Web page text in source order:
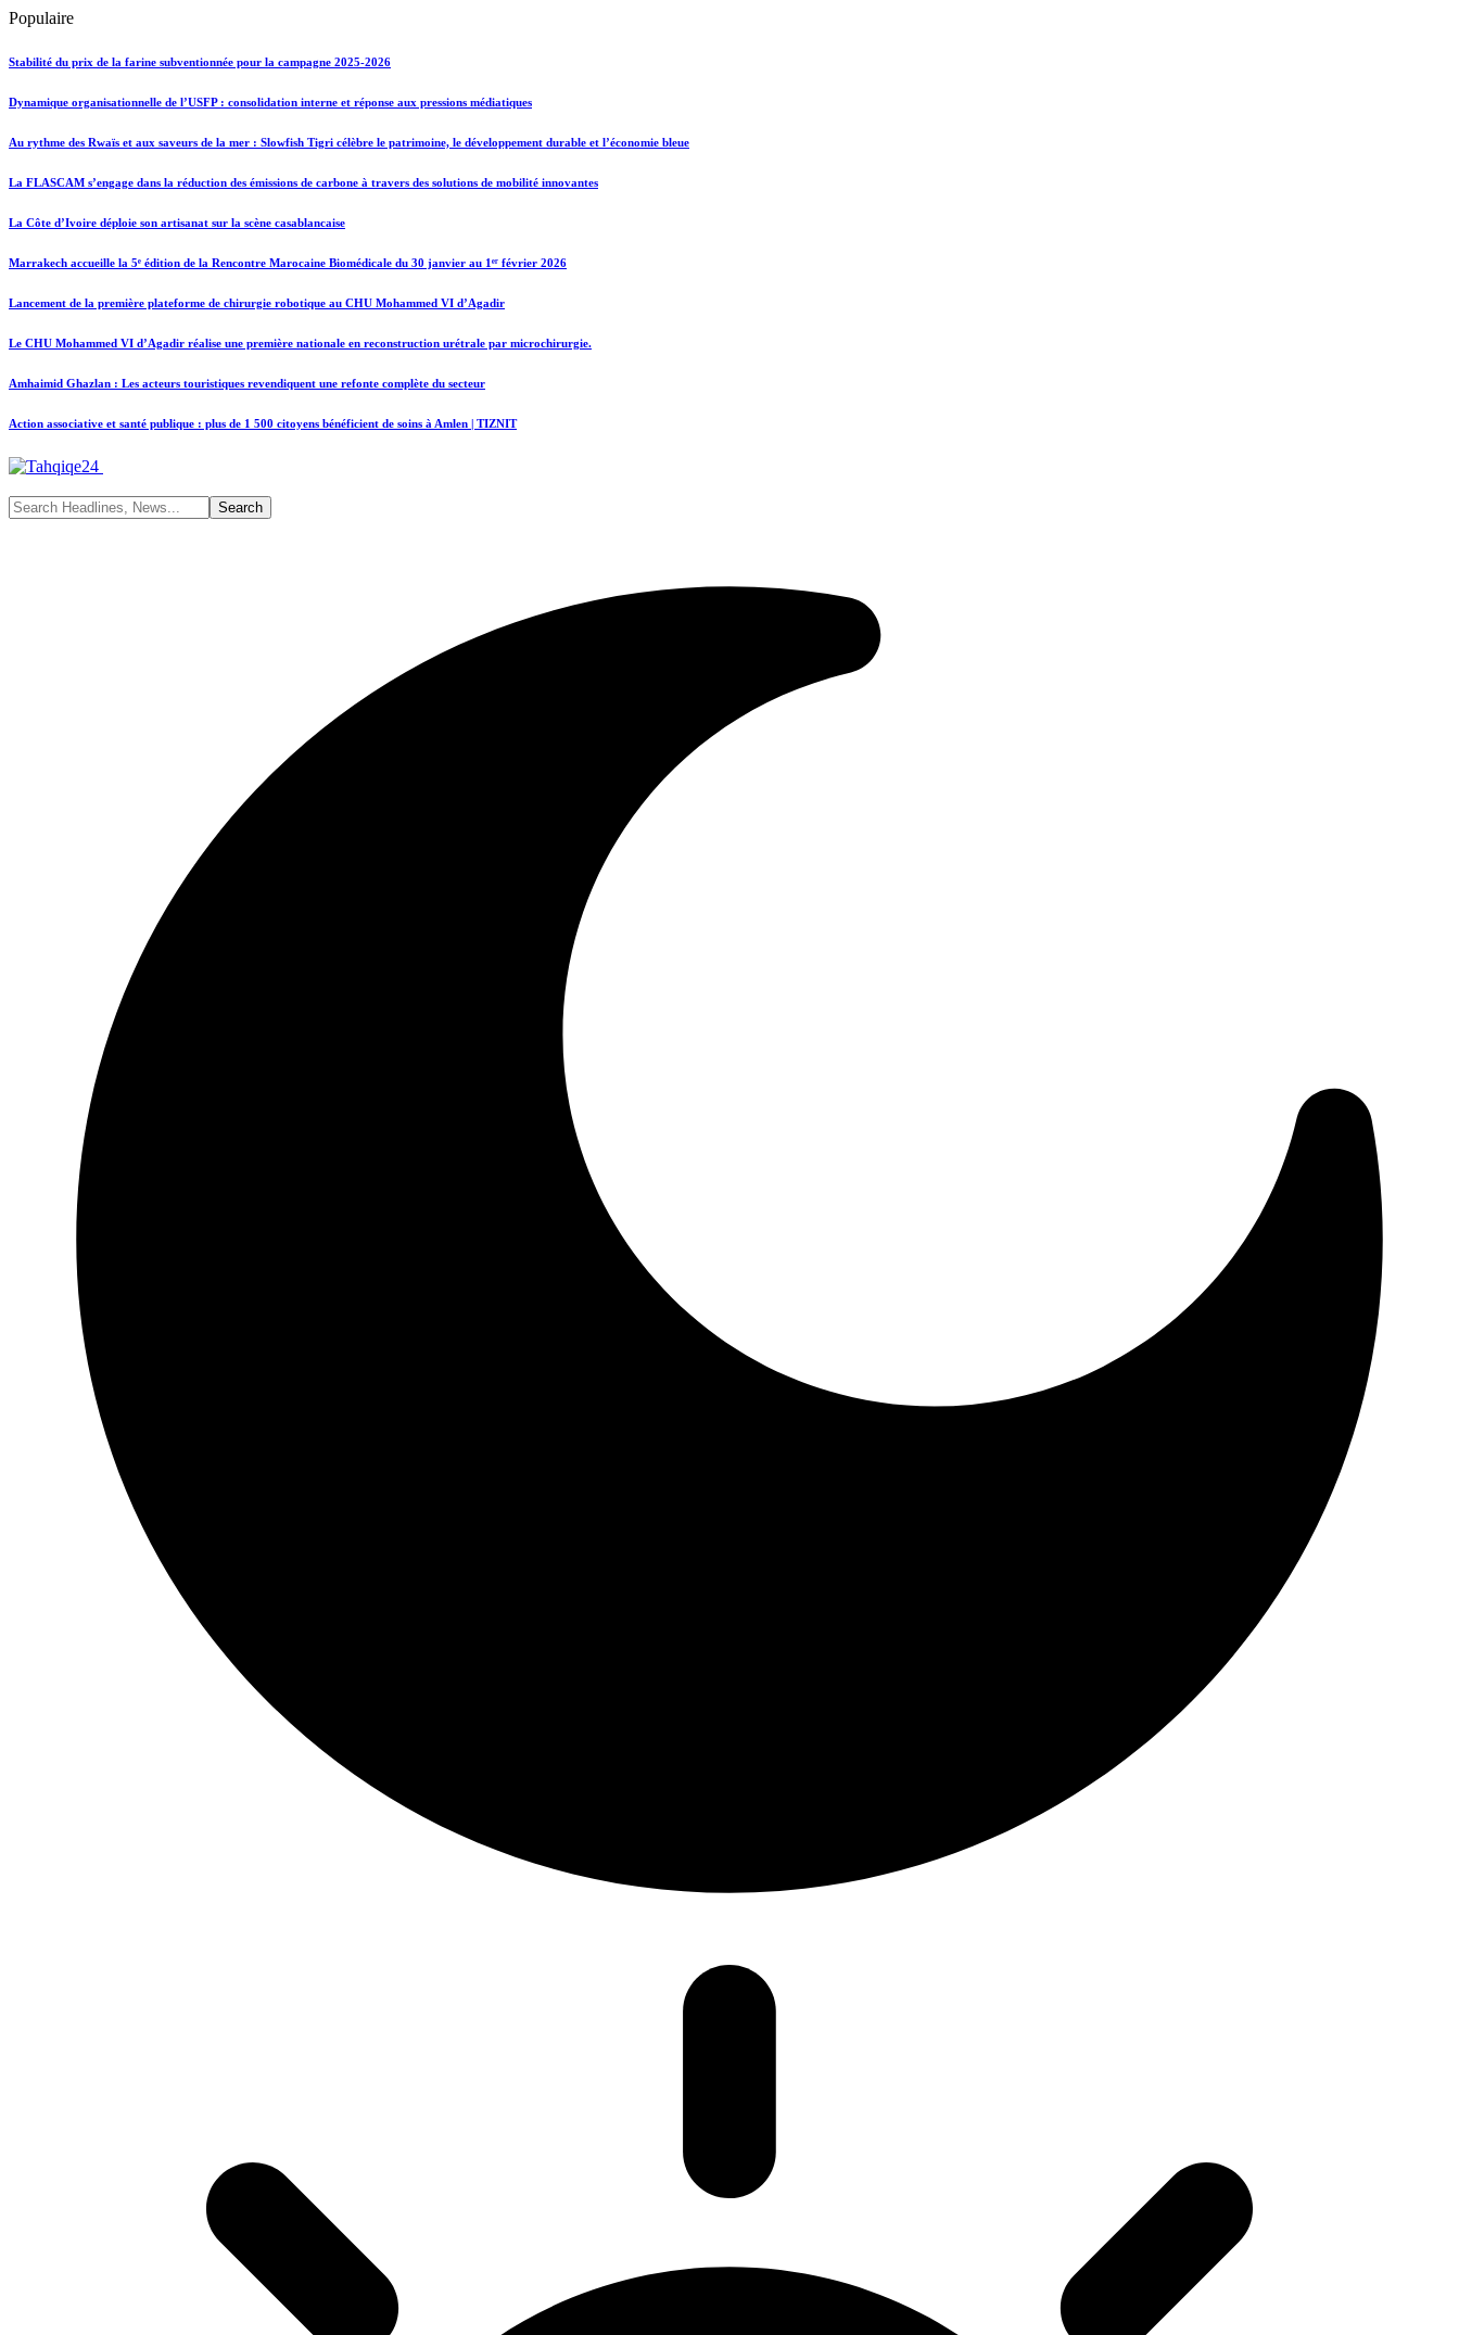
Populaire
Stabilité du prix de la farine subventionnée pour la campagne 2025-2026
Dynamique organisationnelle de l’USFP : consolidation interne et réponse aux pressions médiatiques
Au rythme des Rwaïs et aux saveurs de la mer : Slowfish Tigri célèbre le patrimoine, le développement durable et l’économie bleue
La FLASCAM s’engage dans la réduction des émissions de carbone à travers des solutions de mobilité innovantes
La Côte d’Ivoire déploie son artisanat sur la scène casablancaise
Marrakech accueille la 5ᵉ édition de la Rencontre Marocaine Biomédicale du 30 janvier au 1ᵉʳ février 2026
Lancement de la première plateforme de chirurgie robotique au CHU Mohammed VI d’Agadir
Le CHU Mohammed VI d’Agadir réalise une première nationale en reconstruction urétrale par microchirurgie.
Amhaimid Ghazlan : Les acteurs touristiques revendiquent une refonte complète du secteur
Action associative et santé publique : plus de 1 500 citoyens bénéficient de soins à Amlen | TIZNIT